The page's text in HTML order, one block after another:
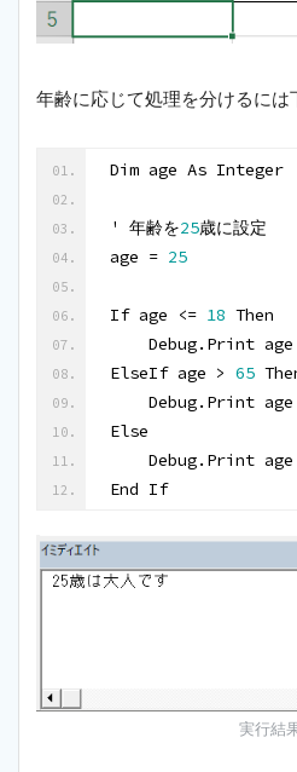
年齢に応じて処理を分けるには
Dim age As Integer
' 年齢を25歳に設定
age = 25
If age <= 18 Then
Debug.Print
ElseIf age > 65
Debug.Print
Else
Debug.Print
End If
実行結